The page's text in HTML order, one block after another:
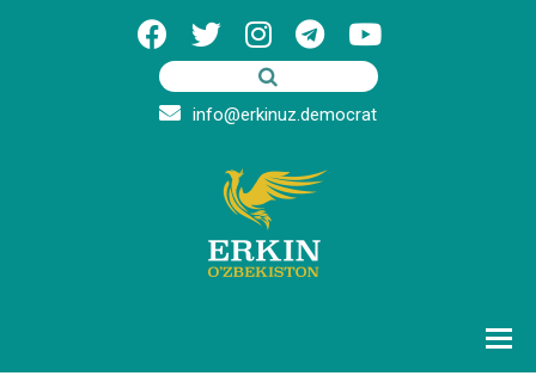
info@erkinuz.democrat